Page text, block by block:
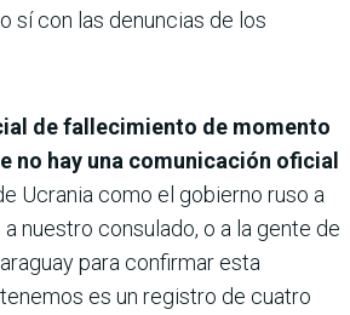
sí con las denuncias de los
de fallecimiento de momento
no hay una comunicación oficial
Ucrania como el gobierno ruso a
nuestro consulado, o a la gente de
para confirmar esta
es un registro de cuatro